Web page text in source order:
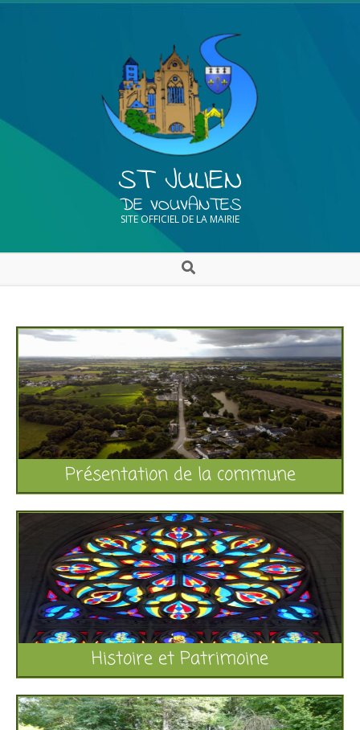
ST JULIEN
DE VOUVANTES
SITE OFFICIEL DE LA MAIRIE
Présentation de la commune
Histoire et Patrimoine